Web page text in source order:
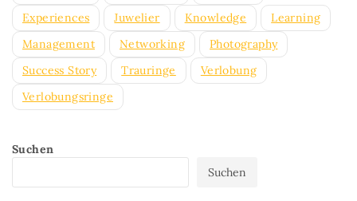
Experiences
Juwelier Knowledge
Learning
Management
Networking
Photography
Success Story
Trauringe
Verlobung
Verlobungsringe
Suchen
Suchen